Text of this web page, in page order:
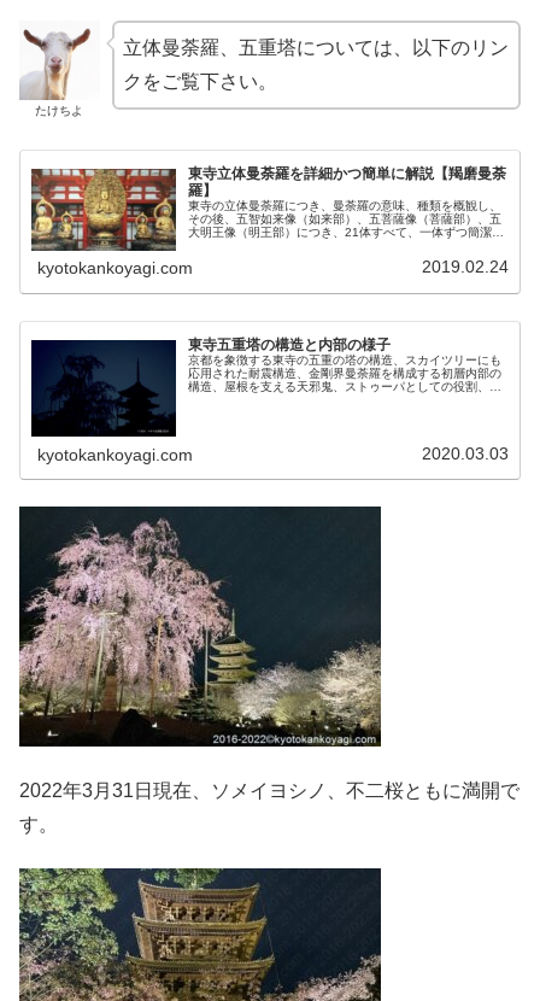
たけちよ
立体曼荼羅、五重塔については、以下のリン
クをご覧下さい。
東寺立体曼荼羅を詳細かつ簡単に解説【羯磨曼荼
羅】
東寺の立体曼荼羅につき、曼荼羅の意味、種類を概観し、
その後、五智如来像（如来部）、五菩薩像（菩薩部）、五
大明王像（明王部）につき、21体すべて、一体ずつ簡潔に
kyotokankoyagi.com 2019.02.24
東寺五重塔の構造と内部の様子
京都を象徴する東寺の五重の塔の構造、スカイツリーにも
応用された耐震構造、金剛界曼荼羅を構成する初層内部の
構造、屋根を支える天邪鬼、ストゥーパとしての役割、歴
kyotokankoyagi.com 2020.03.03
2022年3月31日現在、ソメイヨシノ、不二桜ともに満開で
す。